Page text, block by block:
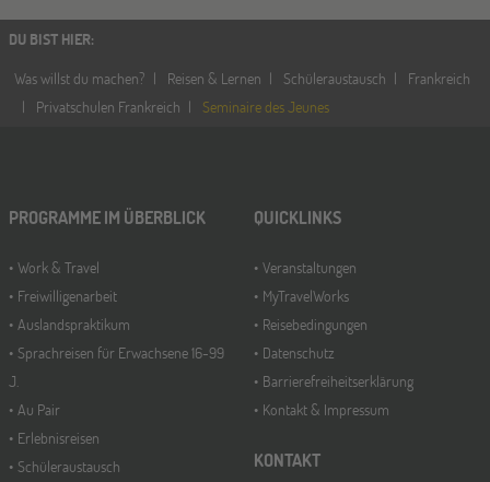
19
SEP
Köln
Jugendbildungsmesse JuBi
SEP Jugendbildungsmesse JuBi
26
SEP Jugendbildungsmesse JuBi
26
SEP Jugendbildungsmesse JuBi
DU BIST HIER:
Was willst du machen?
Reisen & Lernen Schüleraustausch
Frankreich
Privatschulen Frankreich
Seminaire des Jeunes
PROGRAMME IM ÜBERBLICK
Work & Travel
Freiwilligenarbeit
Auslandspraktikum
Sprachreisen für Erwachsene 16-99
J.
Au Pair
Erlebnisreisen
Schüleraustausch
QUICKLINKS
Veranstaltungen
MyTravelWorks
Reisebedingungen
Datenschutz
Barrierefreiheitserklärung
Kontakt & Impressum
KONTAKT